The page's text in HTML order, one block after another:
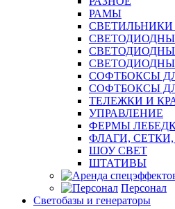
РАМЫ
СОФТБОКСЫ
СОФТБОКСЫ
ТЕЛЕЖКИ И
УПРАВЛЕНИЕ
ФЕРМЫ
ФЛАГИ,
ШОУ СВЕТ
ШТАТИВЫ
Персонал
Светобазы и генераторы